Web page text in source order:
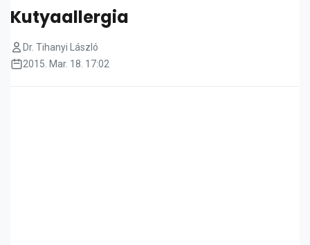
Kutyaallergia
Dr. Tihanyi László
2015. Mar. 18. 17:02